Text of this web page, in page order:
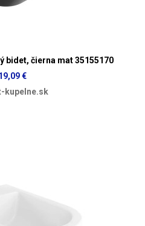
bidet, čierna mat 35155170
€
kupelne.sk